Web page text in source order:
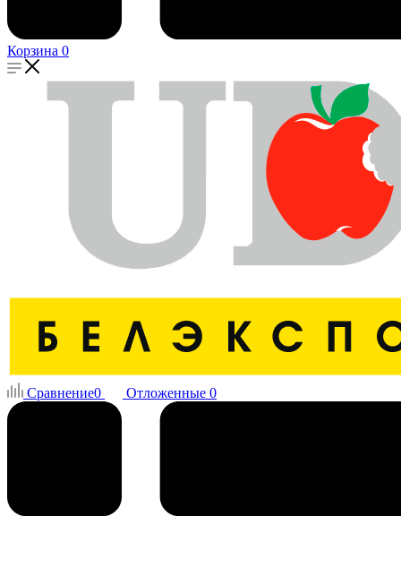
Корзина 0
Сравнение0 Отложенные 0